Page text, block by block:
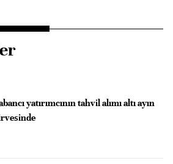
yatırımcının tahvil alımı altı ayın